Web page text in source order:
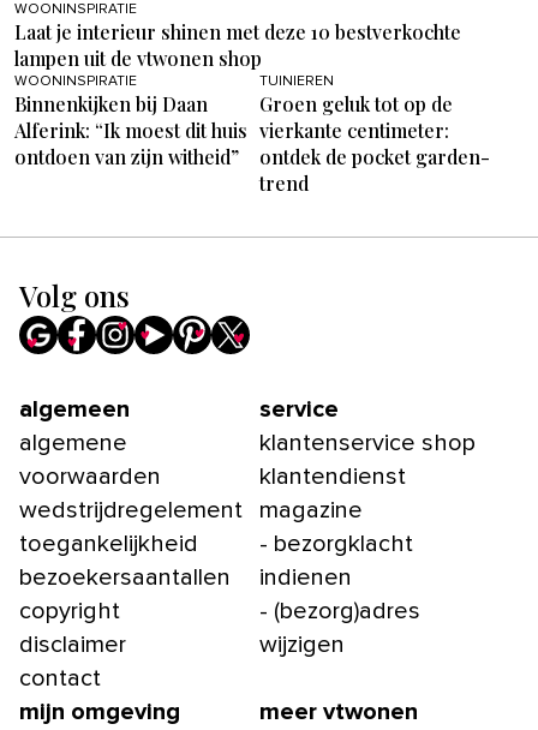
WOONINSPIRATIE
Laat je interieur shinen met deze 10 bestverkochte
lampen uit de vtwonen shop
WOONINSPIRATIE
Binnenkijken bij Daan
Alferink: “Ik moest dit huis
ontdoen van zijn witheid”
TUINIEREN
Groen geluk tot op de
vierkante centimeter:
ontdek de pocket garden-
trend
Volg ons
algemeen
algemene
voorwaarden
wedstrijdregelement
toegankelijkheid
bezoekersaantallen
copyright
disclaimer
contact
service
klantenservice shop
klantendienst
magazine
- bezorgklacht
indienen
- (bezorg)adres
wijzigen
mijn omgeving meer vtwonen